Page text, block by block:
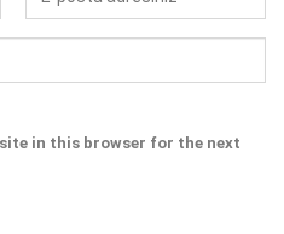
in this browser for the next